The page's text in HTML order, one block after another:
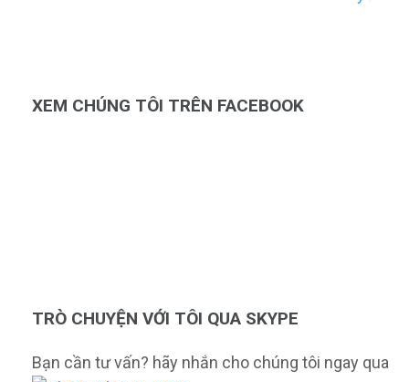
XEM CHÚNG TÔI TRÊN FACEBOOK
TRÒ CHUYỆN VỚI TÔI QUA SKYPE
Bạn cần tư vấn? hãy nhắn cho chúng tôi ngay qua